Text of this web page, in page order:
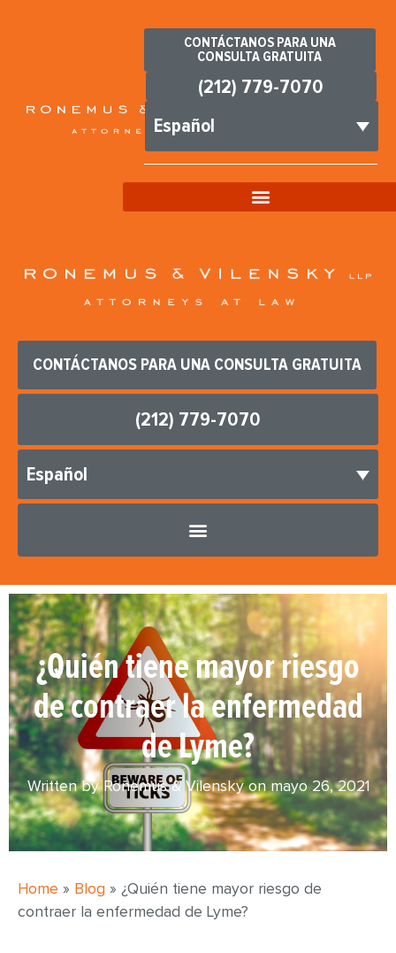
CONTÁCTANOS PARA UNA
CONSULTA GRATUITA
(212) 779-7070
Español
CONTÁCTANOS PARA UNA CONSULTA GRATUITA
(212) 779-7070
Español
¿Quién tiene mayor riesgo
de contraer la enfermedad
de Lyme?
Written by Ronemus & Vilensky on mayo 26, 2021
Home » Blog » ¿Quién tiene mayor riesgo de
contraer la enfermedad de Lyme?